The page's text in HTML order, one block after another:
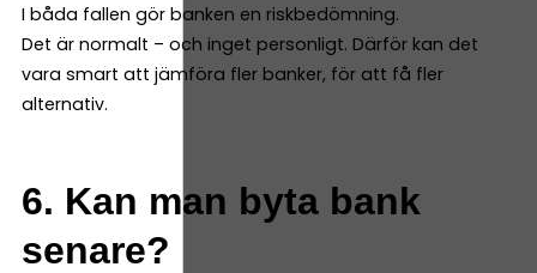
I båda fallen gör banken en riskbedömning.
Det är normalt – och inget personligt. Därför kan det
vara smart att jämföra fler banker, för att få fler
alternativ.
6. Kan man byta bank
senare?